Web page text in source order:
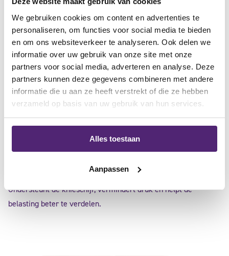
We gebruiken cookies om content en advertenties te
personaliseren, om functies voor social media te bieden
en om ons websiteverkeer te analyseren. Ook delen we
informatie over uw gebruik van onze site met onze
partners voor social media, adverteren en analyse. Deze
partners kunnen deze gegevens combineren met andere
informatie die u aan ze heeft verstrekt of die ze hebben
verzameld op basis van uw gebruik van hun services.
Alles toestaan
Aanpassen
Patellofemoraal pijnsyndroom
Pijn rondom of achter de knieschijf, vaak merkbaar bij
traplopen, door de knieën gaan of langdurige belasting.
Oorzaak bij tennis:
Overbelasting, spierdisbalans of een minder optimale knie-
uitlijning tijdens herhaald afzetten en draaien.
• Kniebrace met patellasteun of -ring
Ondersteunt de knieschijf, vermindert druk en helpt de
belasting beter te verdelen.